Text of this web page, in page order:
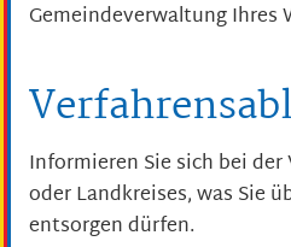
Gemeindeverwaltung Ihres
Informieren Sie sich bei
oder Landkreises, was Sie
entsorgen dürfen.